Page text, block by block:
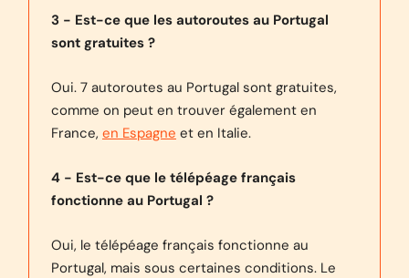
3 - Est-ce que les autoroutes au Portugal
sont gratuites ?
Oui. 7 autoroutes au Portugal sont gratuites,
comme on peut en trouver également en
France, en Espagne et en Italie.
4 - Est-ce que le télépéage français
fonctionne au Portugal ?
Oui, le télépéage français fonctionne au
Portugal, mais sous certaines conditions. Le